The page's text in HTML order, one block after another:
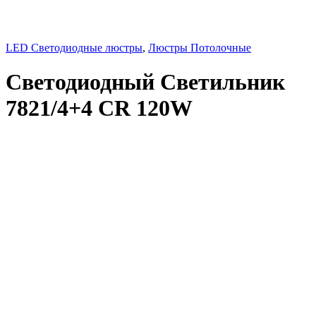
LED Светодиодные люстры, Люстры Потолочные
Светодиодный Светильник
7821/4+4 CR 120W